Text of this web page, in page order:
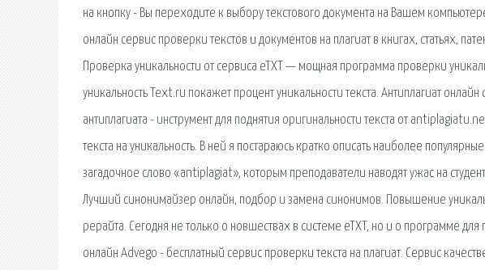
на кнопку - Вы переходите к выбору текстового документа на Вашем
онлайн сервис проверки текстов и документов на плагиат в книгах, статьях,
Проверка уникальности от сервиса eTXT — мощная программа проверки
уникальность Text.ru покажет процент уникальности текста. Антиплагиат
антиплагиата - инструмент для поднятия оригинальности текста от
текста на уникальность. В ней я постараюсь кратко описать наиболее
загадочное слово «antiplagiat», которым преподаватели наводят ужас на
Лучший синонимайзер онлайн, подбор и замена синонимов. Повышение
рерайта. Сегодня не только о новшествах в системе eTXT, но и о программе
онлайн Advego - бесплатный сервис проверки текста на плагиат. Сервис